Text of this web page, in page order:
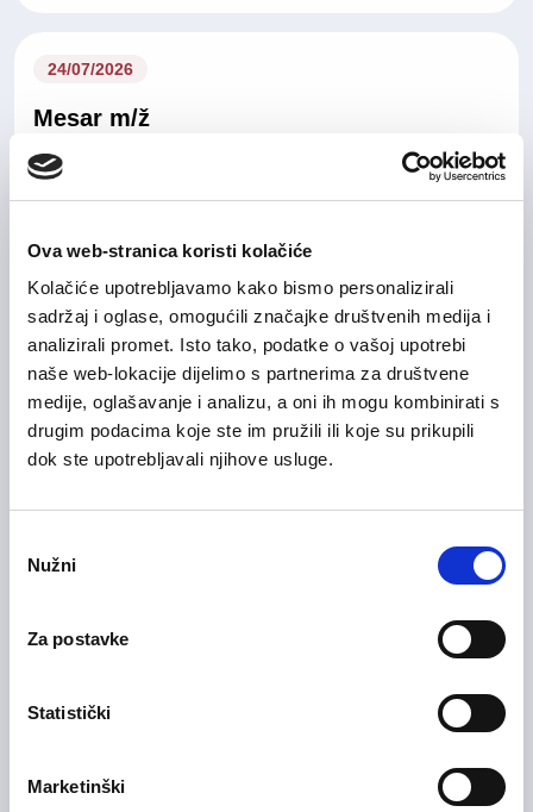
Ova web-stranica koristi kolačiće
Kolačiće upotrebljavamo kako bismo personalizirali
sadržaj i oglase, omogućili značajke društvenih medija i
analizirali promet. Isto tako, podatke o vašoj upotrebi
naše web-lokacije dijelimo s partnerima za društvene
medije, oglašavanje i analizu, a oni ih mogu kombinirati s
drugim podacima koje ste im pružili ili koje su prikupili
dok ste upotrebljavali njihove usluge.
pristanka
Nužni
Za postavke
Statistički
Marketinški
24/07/2026
Mesar m/ž
Ostala područja
On-site rad
u Hrvatskoj koja se bavi proizvodnjom, prodajom i
distribucijom svježeg mesa i mesnih prerađevina, traži osobu
na pozicijiMesar (m/ž).
Zagrebačka županija
Prijavite se
Detaljne
informacije
Radnik u proizvodnji m/ž
On-site rad
u Hrvatskoj koja se bavi proizvodnjom, prodajom i
distribucijom svježeg mesa i mesnih prerađevina, traži osobu
Zagrebačka županija